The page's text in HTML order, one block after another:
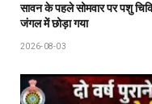
सावन के पहले सोमवार पर पशु
जंगल में छोड़ा गया
2026-08-03